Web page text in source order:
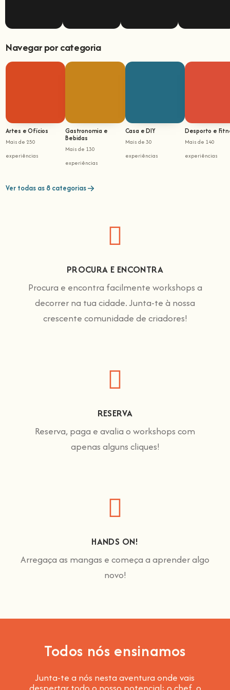
Navegar por categoria
Artes e Ofícios
Mais de 250
experiências
Gastronomia e
Bebidas
Mais de 130
experiências
Casa e DIY
Mais de 30
experiências
Desporto e
Mais de 140
experiências
Ver todas as 8 categorias
PROCURA E ENCONTRA
Procura e encontra facilmente workshops a
decorrer na tua cidade. Junta-te à nossa
crescente comunidade de criadores!
RESERVA
Reserva, paga e avalia o workshops com
apenas alguns cliques!
HANDS ON!
Arregaça as mangas e começa a aprender algo
novo!
Todos nós ensinamos
Junta-te a nós nesta aventura onde vais